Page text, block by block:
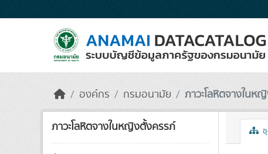
องค์กร กรมอนามัย ภาวะโลหิตจางในห
ภาวะโลหิตจางในหญิงตั้งครรภ์